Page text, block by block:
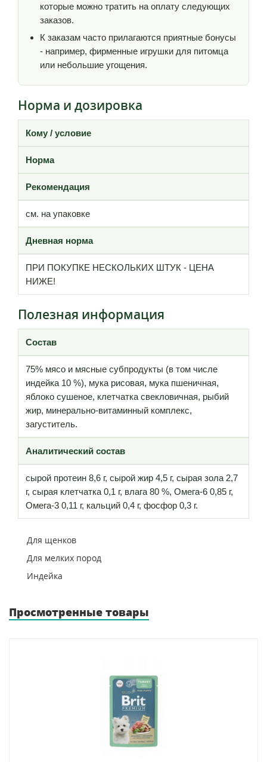
которые можно тратить на оплату следующих
заказов.
К заказам часто прилагаются приятные бонусы
- например, фирменные игрушки для питомца
или небольшие угощения.
Норма и дозировка
Кому / условие
Норма
Рекомендация
см. на упаковке
Дневная норма
ПРИ ПОКУПКЕ НЕСКОЛЬКИХ ШТУК - ЦЕНА
НИЖЕ!
Полезная информация
Состав
75% мясо и мясные субпродукты (в том числе
индейка 10 %), мука рисовая, мука пшеничная,
яблоко сушеное, клетчатка свекловичная, рыбий
жир, минерально-витаминный комплекс,
загуститель.
Аналитический состав
сырой протеин 8,6 г, сырой жир 4,5 г, сырая зола 2,7
г, сырая клетчатка 0,1 г, влага 80 %, Омега-6 0,85 г,
Омега-3 0,11 г, кальций 0,4 г, фосфор 0,3 г.
Для щенков
Для мелких пород
Индейка
Просмотренные товары